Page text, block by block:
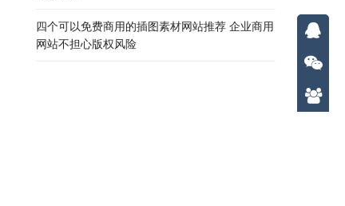
四个可以免费商用的插图素材网站推荐 企业商用
网站不担心版权风险